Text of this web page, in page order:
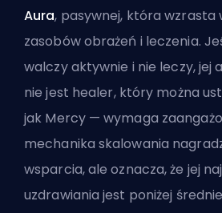
Aura, pasywnej, która wzrasta
zasobów obrażeń i leczenia.
walczy aktywnie i nie leczy, jej
nie jest healer, który można
jak Mercy — wymaga
mechanika skalowania
wsparcia, ale oznacza, że jej
uzdrawiania jest poniżej